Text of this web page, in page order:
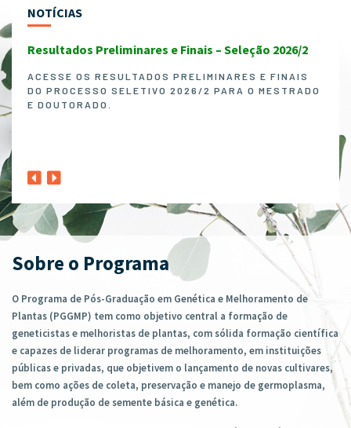
NOTÍCIAS
Resultados Preliminares e Finais – Seleção 2026/2
ACESSE OS RESULTADOS PRELIMINARES E FINAIS
DO PROCESSO SELETIVO 2026/2 PARA O MESTRADO
E DOUTORADO.
1º
Sobre o Programa
O Programa de Pós-Graduação em Genética e Melhoramento de
Plantas (PGGMP) tem como objetivo central a formação de
geneticistas e melhoristas de plantas, com sólida formação científica
e capazes de liderar programas de melhoramento, em instituições
públicas e privadas, que objetivem o lançamento de novas cultivares,
bem como ações de coleta, preservação e manejo de germoplasma,
além de produção de semente básica e genética.